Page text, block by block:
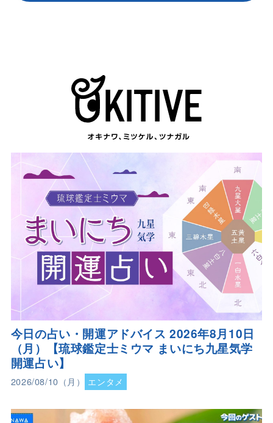
今日の占い・開運アドバイス 2026年8月10日
（月）【琉球鑑定士ミウマ まいにち九星気学
開運占い】
2026/08/10（月） エンタメ